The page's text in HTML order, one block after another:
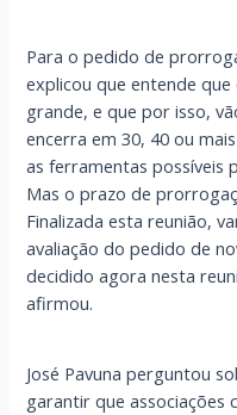
Para o pedido de
explicou que entende
grande, e que por isso,
encerra em 30, 40 ou
as ferramentas
Mas o prazo de
Finalizada esta reunião,
avaliação do pedido de
decidido agora nesta
afirmou.
José Pavuna perguntou
garantir que associações